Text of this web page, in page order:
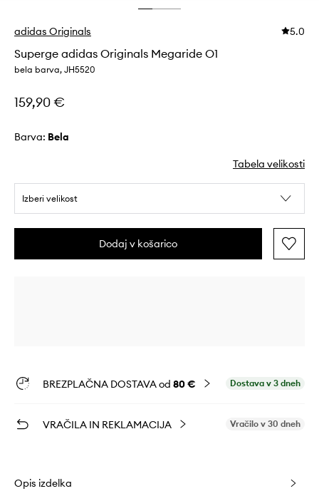
adidas Originals 5.0
Superge adidas Originals Megaride O1
bela barva, JH5520
159,90 €
Barva: bela
Tabela velikosti
Izberi velikost
Dodaj v košarico
BREZPLAČNA DOSTAVA od 80 € Dostava v 3 dneh
VRAČILA IN REKLAMACIJA Vračilo v 30 dneh
Opis izdelka